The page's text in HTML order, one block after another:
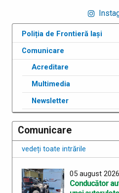
Poliția de Frontieră Iași
Comunicare
Acreditare
Multimedia
Newsletter
Comunicare
vedeți toate intrările
05 august 2026
Conducător